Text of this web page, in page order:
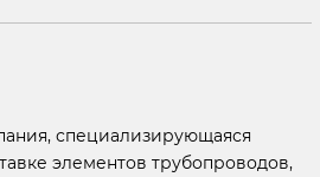
специализирующаяся
элементов трубопроводов,